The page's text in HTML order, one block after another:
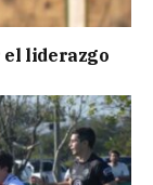
el liderazgo